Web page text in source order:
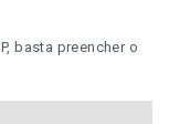
basta preencher o